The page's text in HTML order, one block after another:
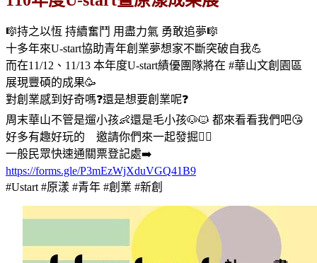
🎼持之以恆 持續奮鬥 用盡力氣 勇敢追夢🎼
十多年來U-start協助青年創業夢想家不斷突破自我💪
而在11/12、11/13 本年度U-start績優團隊將在 #華山文創園區
展現豐碩的成果🥳
對創業感到好奇嗎❓還是想要創業呢❓
周末華山不管是遛小孩👶還是毛小孩🐶🐱 都來看看我們吧😘
好多有趣好玩的 邀請你們來一起發掘🕵️‍♀
一般民眾快速通關票登記處➡️
https://forms.gle/P3mEzWjXduVGQ41B9
#Ustart #原漾 #青年 #創業 #新創